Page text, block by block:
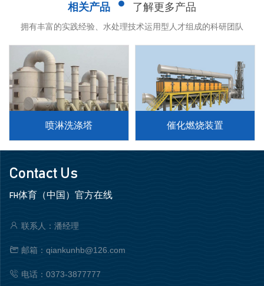
相关产品 了解更多产品
拥有丰富的实践经验、水处理技术运用型人才组成的科研团队
喷淋洗涤塔 催化燃烧装置
Contact Us
FH体育（中国）官方在线
联系人：潘经理
邮箱：qiankunhb@126.com
电话：0373-3877777